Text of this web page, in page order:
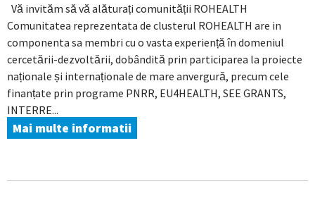
Vă invităm să vă alăturați comunității ROHEALTH
Comunitatea reprezentata de clusterul ROHEALTH are in
componenta sa membri cu o vasta experiență în domeniul
cercetării-dezvoltării, dobândită prin participarea la proiecte
naționale și internaționale de mare anvergură, precum cele
finanțate prin programe PNRR, EU4HEALTH, SEE GRANTS,
INTERRE...
Mai multe informatii